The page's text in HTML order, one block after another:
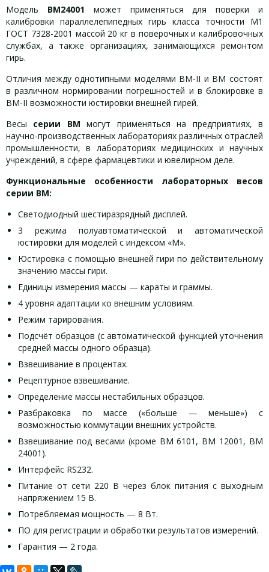
Модель ВМ24001 может применяться для поверки и
калибровки параллелепипедных гирь класса точности М1
ГОСТ 7328-2001 массой 20 кг в поверочных и калибровочных
службах, а также организациях, занимающихся ремонтом
гирь.
Отличия между однотипными моделями ВМ-II и ВМ состоят
в различном нормировании погрешностей и в блокировке в
ВМ-II возможности юстировки внешней гирей.
Весы серии ВМ могут применяться на предприятиях, в
научно-производственных лабораториях различных отраслей
промышленности, в лабораториях медицинских и научных
учреждений, в сфере фармацевтики и ювелирном деле.
Функциональные особенности
лабораторных весов
серии ВМ:
Светодиодный шестиразрядный дисплей.
3 режима полуавтоматической и автоматической
юстировки для моделей с индексом «М».
Юстировка с помощью внешней гири по действительному
значению массы гири.
Единицы измерения массы — караты и граммы.
4 уровня адаптации ко внешним условиям.
Режим тарирования.
Подсчёт образцов (с автоматической функцией уточнения
средней массы одного образца).
Взвешивание в процентах.
Рецептурное взвешивание.
Определение массы нестабильных образцов.
Разбраковка по массе («больше — меньше») с
возможностью коммутации внешних устройств.
Взвешивание под весами (кроме ВМ 6101, ВМ 12001, ВМ
24001).
Интерфейс RS232.
Питание от сети 220 В через блок питания с выходным
напряжением 15 В.
Потребляемая мощность — 8 Вт.
ПО для регистрации и обработки результатов измерений.
Гарантия — 2 года.